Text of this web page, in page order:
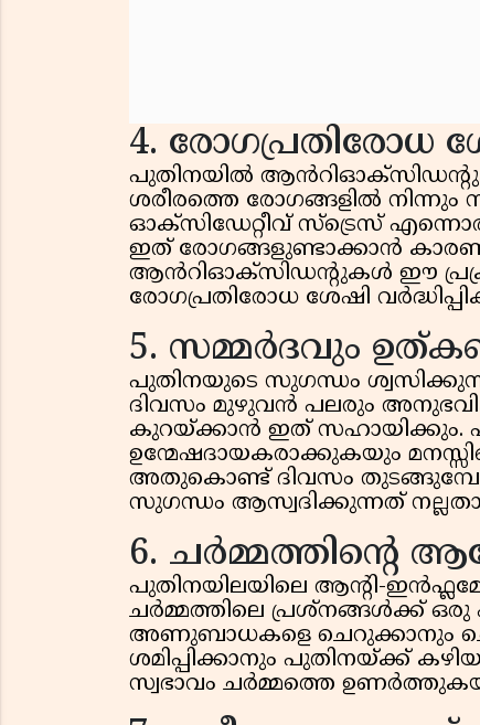
4. രോഗപ്രതിരോധ
പുതിനയിൽ
ശരീരത്തെ രോഗങ്ങളിൽ
ഓക്‌സിഡേറ്റീവ് സ്ട്രെസ്
ഇത് രോഗങ്ങളുണ്ടാക്കാൻ
ആൻറിഓക്‌സിഡൻ്റുകൾ ഈ
രോഗപ്രതിരോധ ശേഷി
5. സമ്മർദവും
പുതിനയുടെ സുഗന്ധം
ദിവസം മുഴുവൻ പലരും
കുറയ്ക്കാൻ ഇത് സഹായിക്കും.
ഉന്മേഷദായകരാക്കുകയും
അതുകൊണ്ട് ദിവസം
സുഗന്ധം ആസ്വദിക്കുന്നത്
6. ചർമ്മത്തിൻ്റെ
പുതിനയിലയിലെ ആന്റി-
ചർമ്മത്തിലെ പ്രശ്നങ്ങൾക്ക്
അണുബാധകളെ ചെറുക്കാനും
ശമിപ്പിക്കാനും പുതിനയ്ക്ക്
സ്വഭാവം ചർമ്മത്തെ